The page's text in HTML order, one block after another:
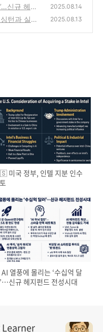
신규 헤지
2025.08.14
턴과 실리
2025.08.13
미국 정부, 인텔 지분 인수
열풍에 몰리는 ‘수십억 달
신규 헤지펀드 전성시대
Learner